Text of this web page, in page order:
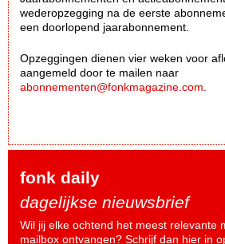
wederopzegging na de eerste
een doorlopend jaarabonnement.
Opzeggingen dienen vier weken voor
aangemeld door te mailen naar
abonnementen@fonkmagazine.com
fonk daily
dagelijkse nieuwsbrief
Wil jij elke ochtend het meest relevante
mailbox ontvangen? Schrijf dan hier in